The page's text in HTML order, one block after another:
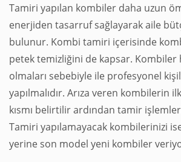
Tamiri yapılan kombiler daha uzun
enerjiden tasarruf sağlayarak aile
bulunur. Kombi tamiri içerisinde
petek temizliğini de kapsar. Kombiler
olmaları sebebiyle ile profesyonel
yapılmalıdır. Arıza veren kombilerin
kısmı belirtilir ardından tamir
Tamiri yapılamayacak kombilerinizi
yerine son model yeni kombiler